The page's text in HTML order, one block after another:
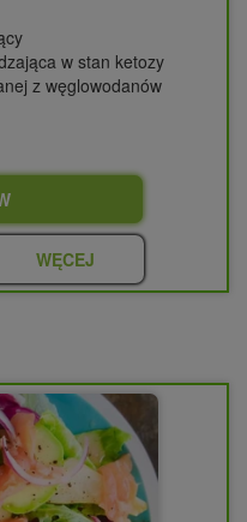
w stan ketozy
z węglowodanów
WĘCEJ